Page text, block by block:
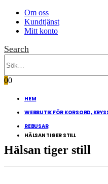
Om oss
Kundtjänst
Mitt konto
Search
00
HEM
WEBBUTIK FÖR KORSORD,
REBUSAR
HÄLSAN TIGER STILL
Hälsan tiger still